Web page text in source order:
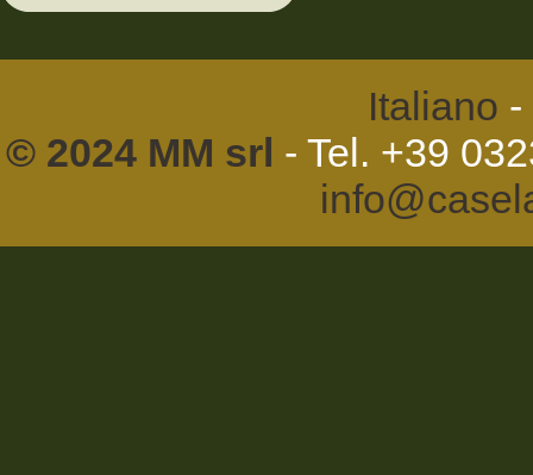
Italiano -
© 2024 MM srl - Tel. +39